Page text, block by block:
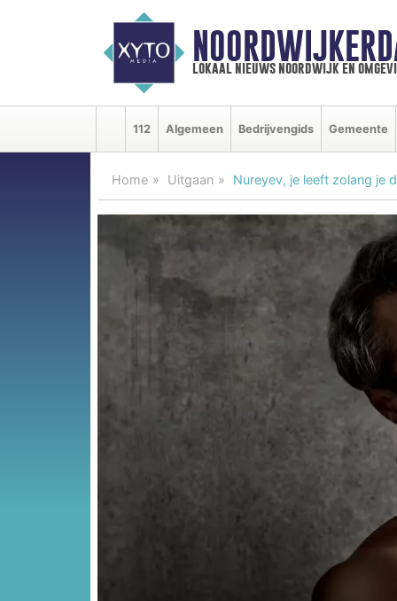
lokaal nieuws noordwijk en
112 Algemeen Bedrijvengids Gemeente
Home Uitgaan Nureyev, je leeft zolang je